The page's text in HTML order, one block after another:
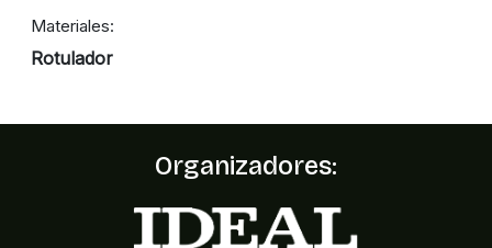
Materiales:
Rotulador
Organizadores: